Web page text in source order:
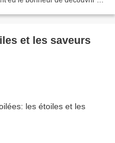
et les saveurs